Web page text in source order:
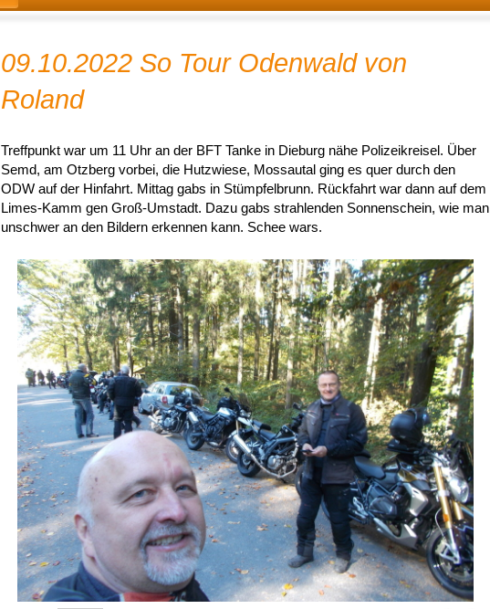
09.10.2022 So Tour Odenwald von
Roland
Treffpunkt war um 11 Uhr an der BFT Tanke in Dieburg nähe Polizeikreisel. Über
Semd, am Otzberg vorbei, die Hutzwiese, Mossautal ging es quer durch den
ODW auf der Hinfahrt. Mittag gabs in Stümpfelbrunn. Rückfahrt war dann auf dem
Limes-Kamm gen Groß-Umstadt. Dazu gabs strahlenden Sonnenschein, wie man
unschwer an den Bildern erkennen kann. Schee wars.